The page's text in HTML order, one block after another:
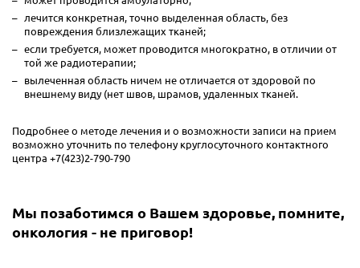
лечится конкретная, точно выделенная область, без
повреждения близлежащих тканей;
если требуется, может проводится многократно, в отличии от
той же радиотерапии;
вылеченная область ничем не отличается от здоровой по
внешнему виду (нет швов, шрамов, удаленных тканей.
Подробнее о методе лечения и о возможности записи на прием
возможно уточнить по телефону круглосуточного контактного
центра +7(423)2-790-790
Мы позаботимся о Вашем здоровье, помните,
онкология - не приговор!